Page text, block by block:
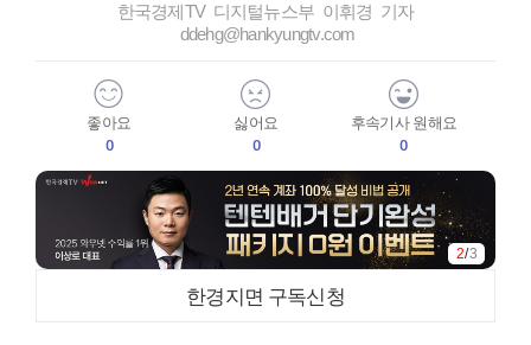
한국경제TV 디지털뉴스부 이휘경 기자
ddehg@hankyungtv.com
좋아요
0
싫어요
0
후속기사 원해요
0
2/3
한경지면 구독신청